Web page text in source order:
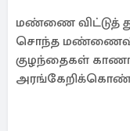
மண்ணை விட்டுத்
சொந்த
குழந்தைகள்